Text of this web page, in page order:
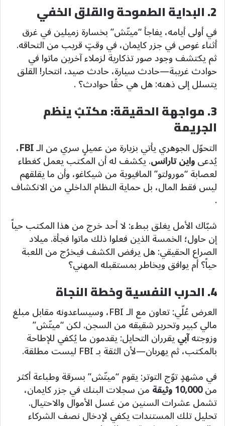
2. البداية الطموحة والقلق الخفي
في أولى أيامه، يفاجأ “ميتّش” بخسارة زميلين في غرق
أثناء غوص في جزر كايمان، في وقتٍ قريب من التحاقه.
ثم يكتشف وجود صور تذكارية لزملاء آخرين ماتوا في
حوادث غريبة—حادث سيارة، حادث صيد، انتحار! القلق
يتسلل إلى ذهنه: هل هي حقًا حوادث؟ .
3. مواجهة الحقيقة: مكتبٌ ينظم
الجريمة
التحوّل الجوهري يأتي بزيارة من عميلٍ سري من الـFBI،
يُدعىواين تارانس. يكشف له أن المكتب يعمل كغطاء
لعصابة “مورولتو” المافيوية من شيكاغو، وأن ما يقلقهم
ليس فقط المال، بل حماية النظام الداخلي من الانكشاف
.
شبّاك الأمل يغلق ببطء: لا أحد خرج من هذا المكتب حياً
إن حاول؛ الخمسة الذين فعلوا ذلك ماتوا فجأة. ميلاد
الصراع الحقيقي: هل يرفض الكشف فيخرُج من اللعبة
حياً؟ أم يوافق ويخاطر بمستقبله المهني؟
4. الحرب النفسية وخطة النجاة
العرض عُلّي: تعاون مع الـ FBI، وسيساعدونه مقابل مبلغ
مالي كبير وتحرير شقيقه من السجن. لكن “ميتّش”
وزوجتهآبييقرران التحايل: يقدمون ما يُكفي للإطاحة
بالمكتب، ثم يهربان—لأن الثقة بـ FBI ليست مطلقة.
في مشهدٍ توّج التوتر: يقوم “ميتّش” بسرقة وطباعة أكثر
من10,000 وثيقة من سجلات البنك في جزر كايمان،
تشمل عشرات السنين من غسل الأموال والاحتيال.
تحليل تلك المستندات يكفي لإدخال نصف الشركاء